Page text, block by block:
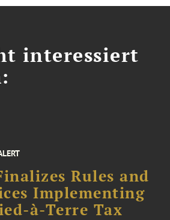
interessiert
Rules and
Implementing
à-Terre Tax